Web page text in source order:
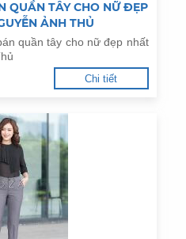
QUẦN TÂY CHO NỮ ĐẸP
ẢNH THỦ
quần tây cho nữ đẹp nhất
Chi tiết